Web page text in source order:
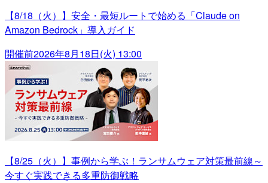
【8/18（火）】安全・最短ルートで始める「Claude on
Amazon Bedrock」導入ガイド
開催前2026年8月18日(火) 13:00
【8/25（火）】事例から学ぶ！ランサムウェア対策最前線～
今すぐ実践できる多重防御戦略